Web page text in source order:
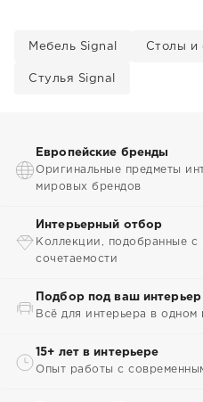
Мебель Signal Столы и
Стулья Signal
Европейские бренды
Оригинальные предметы
мировых брендов
Интерьерный отбор
Коллекции, подобранные с
сочетаемости
Подбор под ваш интерьер
Всё для интерьера в одном
15+ лет в интерьере
Опыт работы с